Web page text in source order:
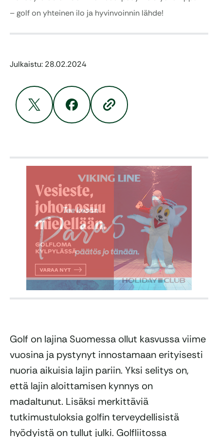
– golf on yhteinen ilo ja hyvinvoinnin lähde!
Julkaistu: 28.02.2024
Golf on lajina Suomessa ollut kasvussa viime
vuosina ja pystynyt innostamaan erityisesti
nuoria aikuisia lajin pariin. Yksi selitys on,
että lajin aloittamisen kynnys on
madaltunut. Lisäksi merkittäviä
tutkimustuloksia golfin terveydellisistä
hyödyistä on tullut julki. Golfliitossa